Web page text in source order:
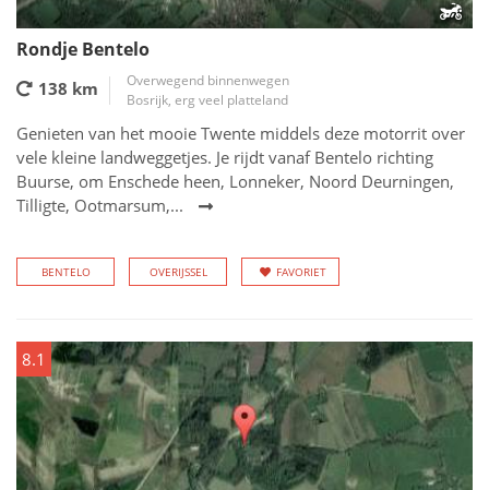
Rondje Bentelo
138 km
Overwegend binnenwegen
Bosrijk, erg veel platteland
Genieten van het mooie Twente middels deze motorrit over
vele kleine landweggetjes. Je rijdt vanaf Bentelo richting
Buurse, om Enschede heen, Lonneker, Noord Deurningen,
Tilligte, Ootmarsum,...
BENTELO OVERIJSSEL FAVORIET
8.1